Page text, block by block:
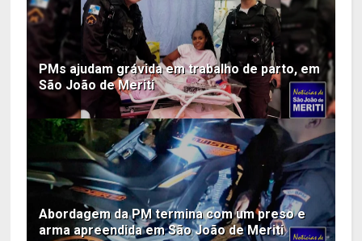
PMs ajudam grávida em trabalho de parto, em
São João de Meriti
Abordagem da PM termina com um preso e
arma apreendida em São João de Meriti